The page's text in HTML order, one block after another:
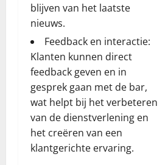
blijven van het laatste
nieuws.
Feedback en interactie:
Klanten kunnen direct
feedback geven en in
gesprek gaan met de bar,
wat helpt bij het verbeteren
van de dienstverlening en
het creëren van een
klantgerichte ervaring.